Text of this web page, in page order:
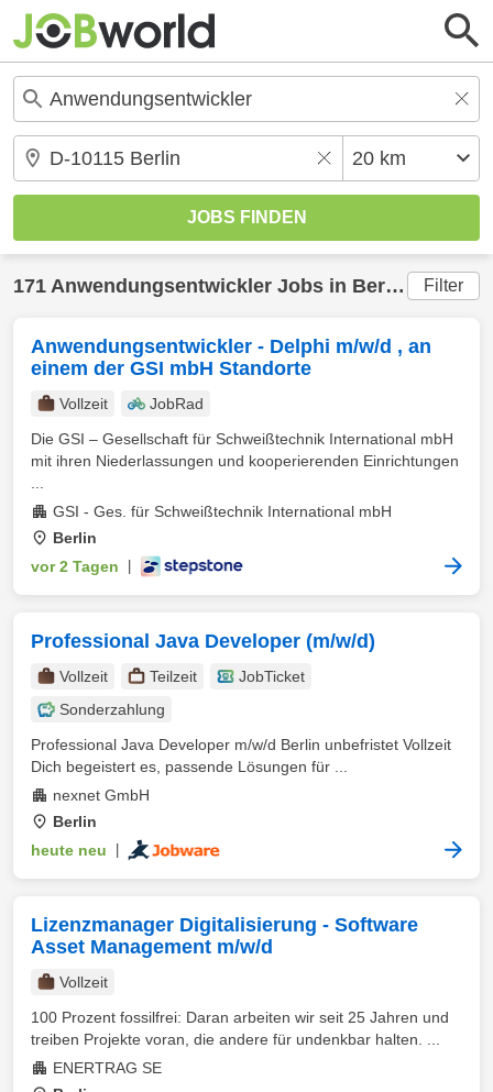
171 Anwendungsentwickler Jobs in Berlin (20 km)
Filter
Anwendungsentwickler - Delphi m/w/d , an
einem der GSI mbH Standorte
Vollzeit
JobRad
Die GSI – Gesellschaft für Schweißtechnik International mbH
mit ihren Niederlassungen und kooperierenden Einrichtungen
GSI - Ges. für Schweißtechnik International mbH
Berlin
vor 2 Tagen
Professional Java Developer (m/w/d)
Vollzeit Teilzeit
JobTicket
Sonderzahlung
Professional Java Developer m/w/d Berlin unbefristet Vollzeit
Dich begeistert es, passende Lösungen für ...
nexnet GmbH
Berlin
heute neu
Lizenzmanager Digitalisierung - Software
Asset Management m/w/d
Vollzeit
100 Prozent fossilfrei: Daran arbeiten wir seit 25 Jahren und
treiben Projekte voran, die andere für undenkbar halten. ...
ENERTRAG SE